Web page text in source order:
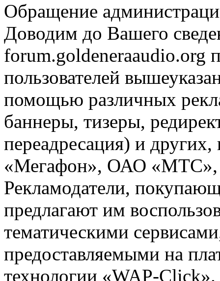
Обращение
Доводим до Вашего
forum.goldeneraaudio.org
пользователей
помощью различных
баннеры, тизеры,
переадресация) и
«Мегафон», ОАО «МТС»,
Рекламодатели,
предлагают им
тематическими
предоставляемыми на
технологии «WAP-